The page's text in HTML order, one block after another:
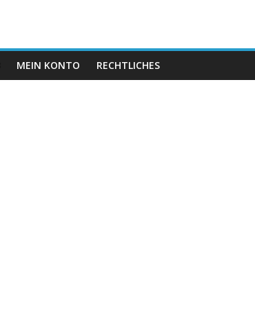
MEIN KONTO RECHTLICHES